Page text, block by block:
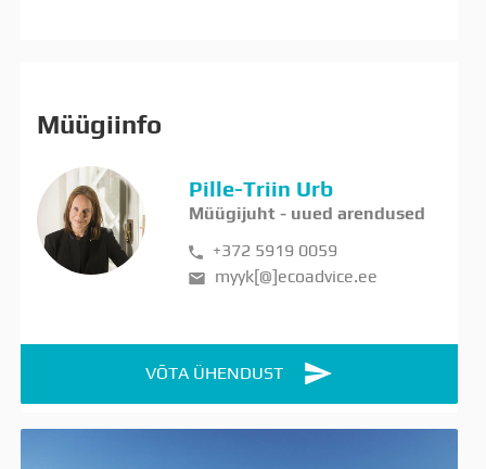
Müügiinfo
Pille-Triin Urb
Müügijuht - uued arendused
+372 5919 0059
myyk[@]ecoadvice.ee
VÕTA ÜHENDUST